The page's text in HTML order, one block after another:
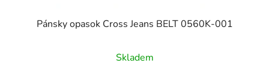
Pánsky opasok Cross Jeans BELT 0560K-001
Skladem